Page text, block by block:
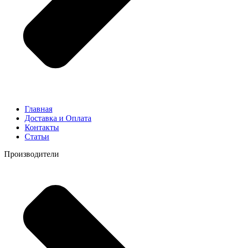
Главная
Доставка и Оплата
Контакты
Статьи
Производители